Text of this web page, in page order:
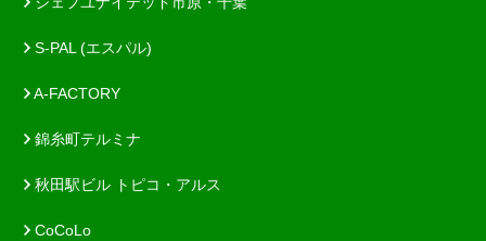
S-PAL (エスパル)
A-FACTORY
錦糸町テルミナ
秋田駅ビル トピコ・アルス
CoCoLo